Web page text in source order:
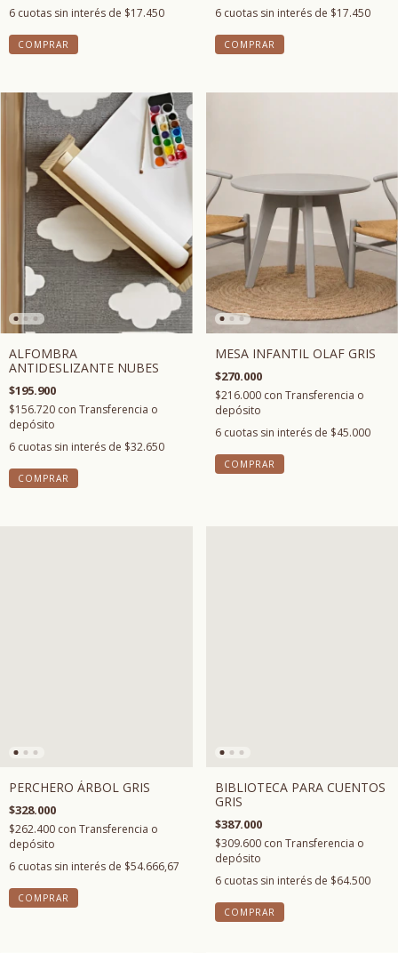
6 cuotas sin interés de $17.450
6 cuotas sin interés de $17.450
ALFOMBRA
ANTIDESLIZANTE NUBES
$195.900
$156.720 con Transferencia o
depósito
6 cuotas sin interés de $32.650
MESA INFANTIL OLAF GRIS
$270.000
$216.000 con Transferencia o
depósito
6 cuotas sin interés de $45.000
COMPRAR
PERCHERO ÁRBOL GRIS
$328.000
$262.400 con Transferencia o
depósito
6 cuotas sin interés de $54.666,67
COMPRAR
BIBLIOTECA PARA CUENTOS
GRIS
$387.000
$309.600 con Transferencia o
depósito
6 cuotas sin interés de $64.500
COMPRAR